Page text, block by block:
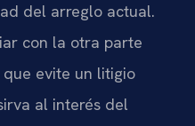
del arreglo actual.
con la otra parte
evite un litigio
al interés del